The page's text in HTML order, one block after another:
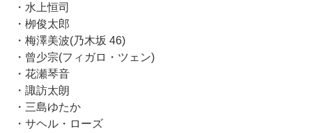
・水上恒司
・栁俊太郎
・梅澤美波(乃木坂 46)
・曾少宗(フィガロ・ツェン)
・花瀬琴音
・諏訪太朗
・三島ゆたか
・サヘル・ローズ